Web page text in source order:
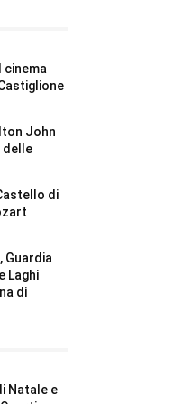
cinema
John
delle
di
Guardia
Laghi
di
Natale e